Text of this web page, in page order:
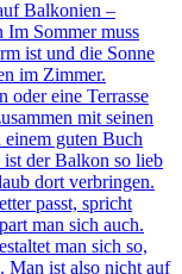
Balkonien –
Im Sommer muss
ist und die Sonne
im Zimmer.
eine Terrasse
mit seinen
einem guten Buch
der Balkon so lieb
dort verbringen.
passt, spricht
man sich auch.
man sich so,
Man ist also nicht auf